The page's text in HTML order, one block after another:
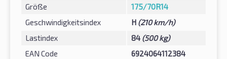
Größe
175/70R14
Geschwindigkeitsindex
H (210 km/h)
Lastindex
84 (500 kg)
EAN Code
6924064112384